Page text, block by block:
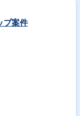
プ案件